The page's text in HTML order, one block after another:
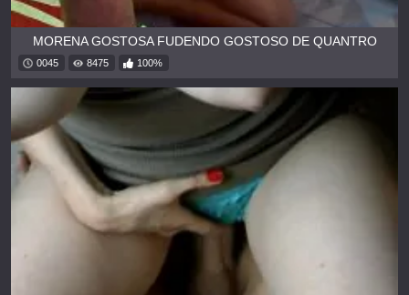
MORENA GOSTOSA FUDENDO GOSTOSO DE QUANTRO
0045 8475 100%